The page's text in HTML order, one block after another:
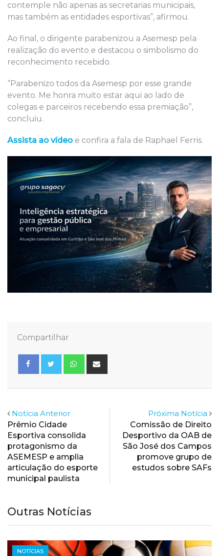
contemple não apenas as secretarias municipais,
mas também as entidades esportivas”, afirmou.
Ao final, o dirigente parabenizou a Asemesp pela
realização do evento e destacou o simbolismo do
reconhecimento recebido.
“Parabenizo todos da Asemesp por esse grande
evento. Me honra muito estar aqui ao lado de
colegas e parceiros recebendo essa premiação”,
concluiu.
Assista ao vídeo e confira a fala de Raphael Ferris.
Compartilhar
Whatsapp
Notícia Anterior
Prêmio Cidade
Esportiva consolida
protagonismo da
ASEMESP e amplia
articulação do esporte
municipal paulista
Próxima Notícia
Comissão de Direito
Desportivo da OAB de
São José dos Campos
promove grupo de
estudos sobre SAFs
Outras Notícias
NOTÍCIAS